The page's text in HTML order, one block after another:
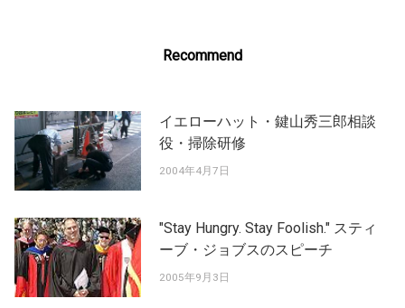
Recommend
イエローハット・鍵山秀三郎相談
役・掃除研修
2004年4月7日
"Stay Hungry. Stay Foolish." スティ
ーブ・ジョブスのスピーチ
2005年9月3日